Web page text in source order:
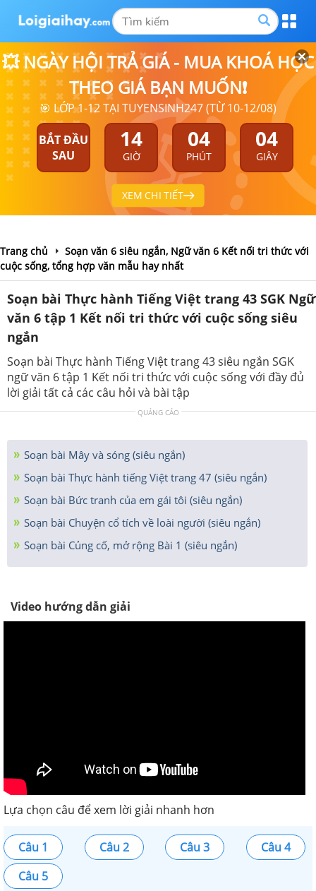
💥 NGÀY HỘI TRẢ GIÁ - MUA KHOÁ HỌC
THEO GIÁ BẠN MUỐN❗
🎯 LỚP 1-12 TẠI TUYENSINH247 (TỪ 10-12/08)
BẮT ĐẦU
SAU
14
GIỜ
04
PHÚT
03
GIÂY
XEM CHI TIẾT
Trang chủ
Soạn văn 6 siêu ngắn, Ngữ văn 6 Kết nối tri thức với
cuộc sống, tổng hợp văn mẫu hay nhất
Soạn bài Thực hành Tiếng Việt trang 43 SGK Ngữ
văn 6 tập 1 Kết nối tri thức với cuộc sống siêu
ngắn
Soạn bài Thực hành Tiếng Việt trang 43 siêu ngắn SGK
ngữ văn 6 tập 1 Kết nối tri thức với cuộc sống với đầy đủ
lời giải tất cả các câu hỏi và bài tập
QUẢNG CÁO
Soạn bài Mây và sóng (siêu ngắn)
Soạn bài Thực hành tiếng Việt trang 47 (siêu ngắn)
Soạn bài Bức tranh của em gái tôi (siêu ngắn)
Soạn bài Chuyện cổ tích về loài người (siêu ngắn)
Soạn bài Củng cố, mở rộng Bài 1 (siêu ngắn)
Video hướng dẫn giải
Lựa chọn câu để xem lời giải nhanh hơn
Câu 1 Câu 2 Câu 3
Câu 4
Câu 5